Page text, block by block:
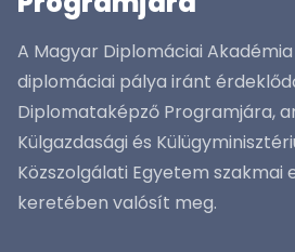
A Magyar Diplomáciai
diplomáciai pálya iránt
Diplomataképző Programjára,
Külgazdasági és
Közszolgálati Egyetem
keretében valósít meg.